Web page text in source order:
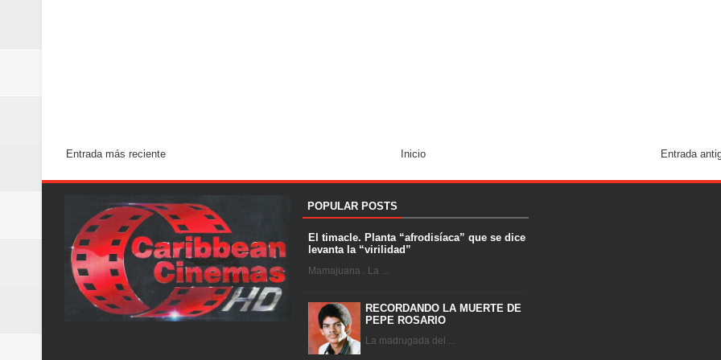
Entrada más reciente Entrada
Inicio
POPULAR POSTS
El timacle. Planta “afrodisíaca” que se dice
levanta la “virilidad”
Mamajuana . La ...
RECORDANDO LA MUERTE DE
PEPE ROSARIO
La madrugada del ...